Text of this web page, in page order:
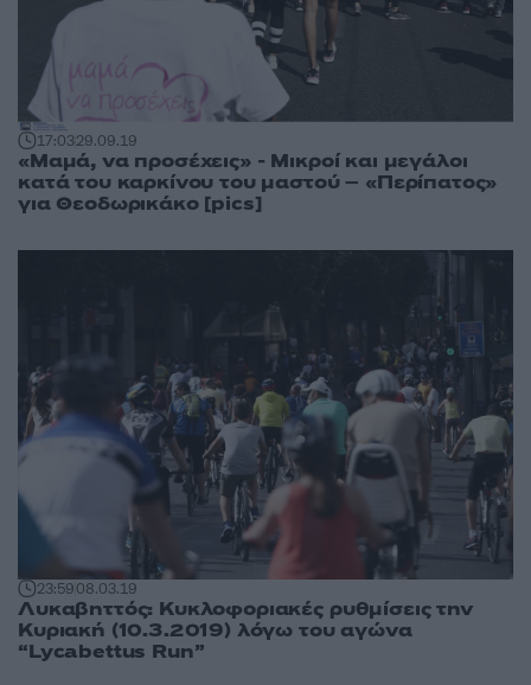
17:0329.09.19
«Μαμά, να προσέχεις» - Μικροί και μεγάλοι
κατά του καρκίνου του μαστού – «Περίπατος»
για Θεοδωρικάκο [pics]
23:5908.03.19
Λυκαβηττός: Κυκλοφοριακές ρυθμίσεις την
Κυριακή (10.3.2019) λόγω του αγώνα
“Lycabettus Run”